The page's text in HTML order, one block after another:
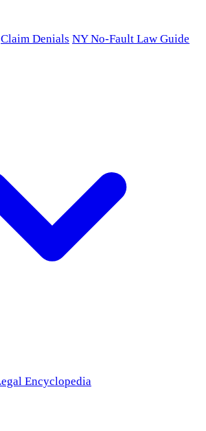
Claim Denials NY No-Fault Law Guide
Encyclopedia